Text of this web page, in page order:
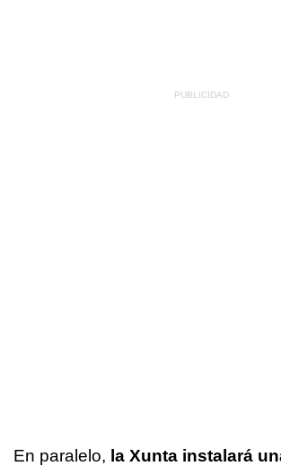
En paralelo, la Xunta instalará